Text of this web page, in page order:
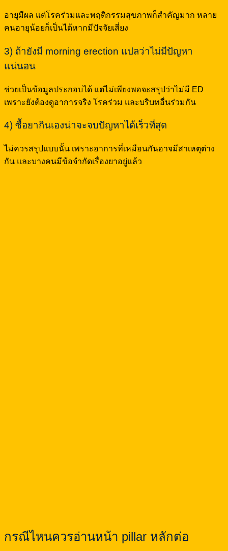
อายุมีผล แต่โรคร่วมและพฤติกรรมสุขภาพก็สำคัญมาก หลาย
คนอายุน้อยก็เป็นได้หากมีปัจจัยเสี่ยง
3) ถ้ายังมี morning erection แปลว่าไม่มีปัญหา
แน่นอน
ช่วยเป็นข้อมูลประกอบได้ แต่ไม่เพียงพอจะสรุปว่าไม่มี ED
เพราะยังต้องดูอาการจริง โรคร่วม และบริบทอื่นร่วมกัน
4) ซื้อยากินเองน่าจะจบปัญหาได้เร็วที่สุด
ไม่ควรสรุปแบบนั้น เพราะอาการที่เหมือนกันอาจมีสาเหตุต่าง
กัน และบางคนมีข้อจำกัดเรื่องยาอยู่แล้ว
กรณีไหนควรอ่านหน้า pillar หลักต่อ